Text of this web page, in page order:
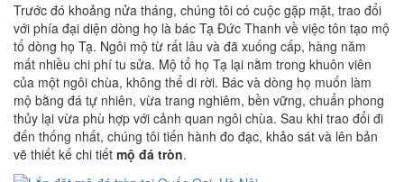
Trước đó khoảng nửa tháng, chúng tôi có cuộc gặp mặt, trao đổi
với phía đại diện dòng họ là bác Tạ Đức Thanh về việc tôn tạo mộ
tổ dòng họ Tạ. Ngôi mộ từ rất lâu và đã xuống cấp, hàng năm
mất nhiều chi phí tu sửa. Mộ tổ họ Tạ lại nằm trong khuôn viên
của một ngôi chùa, không thể di rời. Bác và dòng họ muốn làm
mộ bằng đá tự nhiên, vừa trang nghiêm, bền vững, chuẩn phong
thủy lại vừa phù hợp với cảnh quan ngôi chùa. Sau khi trao đổi đi
đến thống nhất, chúng tôi tiến hành đo đạc, khảo sát và lên bản
vẽ thiết kế chi tiết mộ đá tròn.